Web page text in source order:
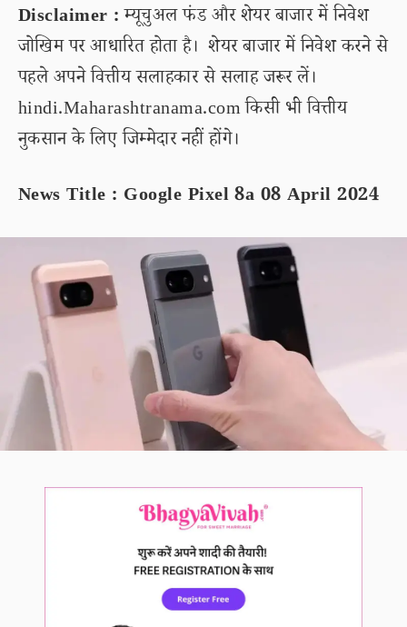
Disclaimer :म्यूचुअल फंड और शेयर बाजार में निवेश
जोखिम पर आधारित होता है। शेयर बाजार में निवेश करने से
पहले अपने वित्तीय सलाहकार से सलाह जरूर लें।
hindi.Maharashtranama.com किसी भी वित्तीय
नुकसान के लिए जिम्मेदार नहीं होंगे।
News Title : Google Pixel 8a 08 April 2024